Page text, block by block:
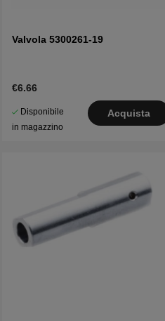
Valvola 5300261-19
€6.66
Disponibile
in magazzino
Acquista